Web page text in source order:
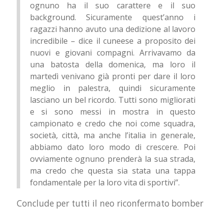
ognuno ha il suo carattere e il suo
background. Sicuramente quest’anno i
ragazzi hanno avuto una dedizione al lavoro
incredibile – dice il cuneese a proposito dei
nuovi e giovani compagni. Arrivavamo da
una batosta della domenica, ma loro il
martedì venivano già pronti per dare il loro
meglio in palestra, quindi sicuramente
lasciano un bel ricordo. Tutti sono migliorati
e si sono messi in mostra in questo
campionato e credo che noi come squadra,
società, città, ma anche l’italia in generale,
abbiamo dato loro modo di crescere. Poi
ovviamente ognuno prenderà la sua strada,
ma credo che questa sia stata una tappa
fondamentale per la loro vita di sportivi”.
Conclude per tutti il neo riconfermato bomber